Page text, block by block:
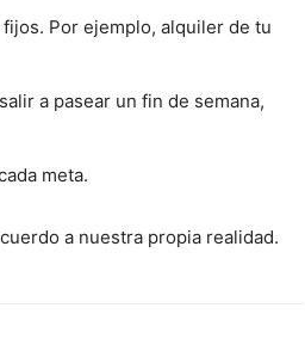
Por ejemplo, alquiler de tu
a pasear un fin de semana,
meta.
a nuestra propia realidad.